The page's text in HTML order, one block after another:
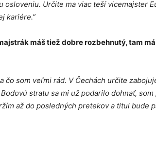
Určite ma viac teší vicemajster
kariére.”
máš tiež dobre rozbehnutý, tam
čo som veľmi rád. V Čechách určite
stratu sa mi už podarilo dohnať,
až do posledných pretekov a titul bude